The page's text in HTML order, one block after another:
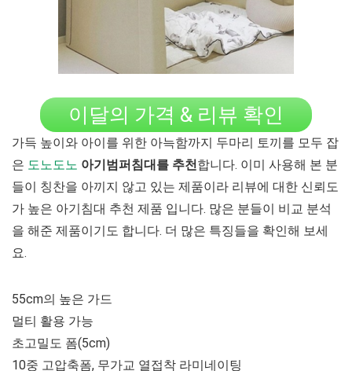
이달의 가격 & 리뷰 확인
가득 높이와 아이를 위한 아늑함까지 두마리 토끼를 모두 잡
은 도노도노 아기범퍼침대를 추천합니다. 이미 사용해 본 분
들이 칭찬을 아끼지 않고 있는 제품이라 리뷰에 대한 신뢰도
가 높은 아기침대 추천 제품 입니다. 많은 분들이 비교 분석
을 해준 제품이기도 합니다. 더 많은 특징들을 확인해 보세
요.
55cm의 높은 가드
멀티 활용 가능
초고밀도 폼(5cm)
10중 고압축폼, 무가교 열접착 라미네이팅